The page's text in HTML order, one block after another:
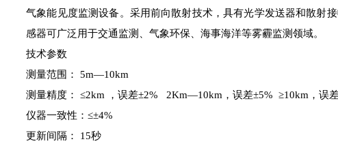
气象能见度监测设备。采用前向散射技术，具有光学发送器和散射
感器可广泛用于交通监测、气象环保、海事海洋等雾霾监测领域。
技术参数
测量范围： 5m—10km
测量精度： ≤2km ，误差±2% 2Km—10km，误差±5% ≥10km，误
仪器一致性：≤±4%
更新间隔： 15秒